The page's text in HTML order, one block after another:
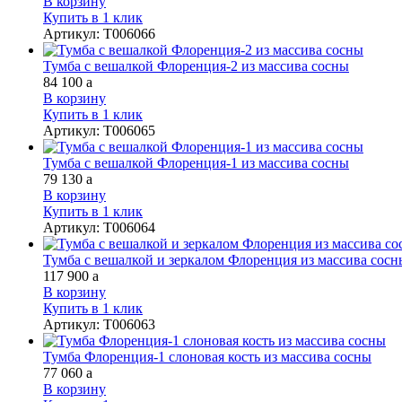
Купить в 1 клик
Артикул: Т006066
Тумба с вешалкой Флоренция-2 из массива сосны
84 100 a
В корзину
Купить в 1 клик
Артикул: Т006065
Тумба с вешалкой Флоренция-1 из массива сосны
79 130 a
В корзину
Купить в 1 клик
Артикул: Т006064
Тумба с вешалкой и зеркалом Флоренция из массива
117 900 a
В корзину
Купить в 1 клик
Артикул: Т006063
Тумба Флоренция-1 слоновая кость из массива сосны
77 060 a
В корзину